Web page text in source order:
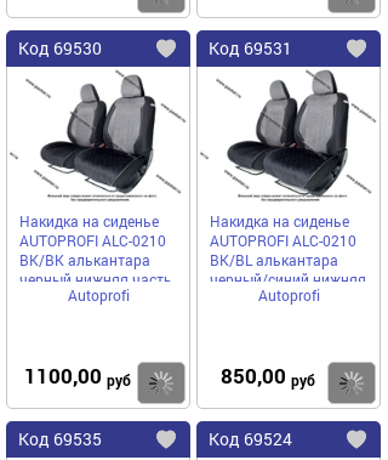
Код 69530
Добавить
избранное
Накидка на сиденье
AUTOPROFI ALC-0210
BK/BK алькантара
черный нижняя часть
Autoprofi
1100,00 руб Купить
Код 69531
Накидка на сиденье
AUTOPROFI ALC-0210
BK/BL алькантара
черный/синий нижняя
Autoprofi
850,00 руб
Код 69535
Добавить
Код 69524